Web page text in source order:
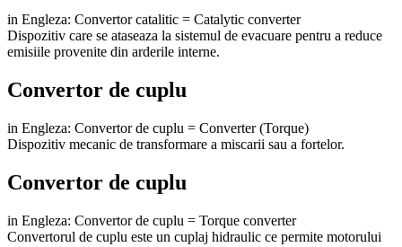
in Engleza: Convertor catalitic = Catalytic converter
Dispozitiv care se ataseaza la sistemul de evacuare pentru a reduce
emisiile provenite din arderile interne.
Convertor de cuplu
in Engleza: Convertor de cuplu = Converter (Torque)
Dispozitiv mecanic de transformare a miscarii sau a fortelor.
Convertor de cuplu
in Engleza: Convertor de cuplu = Torque converter
Convertorul de cuplu este un cuplaj hidraulic ce permite motorului